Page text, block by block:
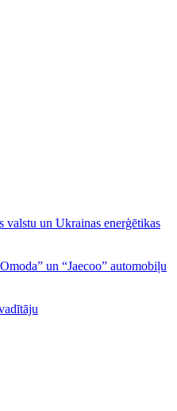
valstu un Ukrainas enerģētikas
un “Jaecoo” automobiļu